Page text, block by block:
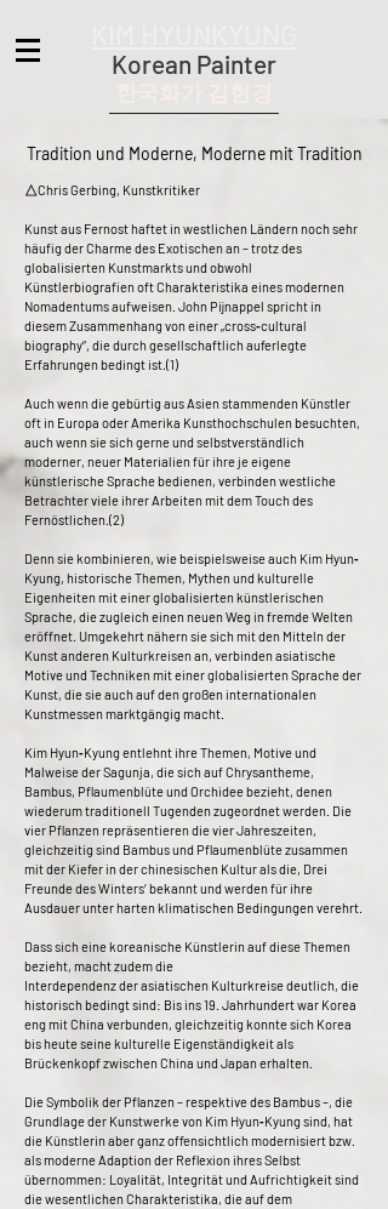
Korean Painter
Tradition und Moderne, Moderne mit Tradition
△Chris Gerbing, Kunstkritiker
Kunst aus Fernost haftet in westlichen Ländern noch sehr
häufig der Charme des Exotischen an – trotz des
globalisierten Kunstmarkts und obwohl
Künstlerbiografien oft Charakteristika eines modernen
Nomadentums aufweisen. John Pijnappel spricht in
diesem Zusammenhang von einer „cross‐cultural
biography“, die durch gesellschaftlich auferlegte
Erfahrungen bedingt ist.(1)
Auch wenn die gebürtig aus Asien stammenden Künstler
oft in Europa oder Amerika Kunsthochschulen besuchten,
auch wenn sie sich gerne und selbstverständlich
moderner, neuer Materialien für ihre je eigene
künstlerische Sprache bedienen, verbinden westliche
Betrachter viele ihrer Arbeiten mit dem Touch des
Fernöstlichen.(2)
Denn sie kombinieren, wie beispielsweise auch Kim Hyun‐
Kyung, historische Themen, Mythen und kulturelle
Eigenheiten mit einer globalisierten künstlerischen
Sprache, die zugleich einen neuen Weg in fremde Welten
eröffnet. Umgekehrt nähern sie sich mit den Mitteln der
Kunst anderen Kulturkreisen an, verbinden asiatische
Motive und Techniken mit einer globalisierten Sprache der
Kunst, die sie auch auf den großen internationalen
Kunstmessen marktgängig macht.
Kim Hyun‐Kyung entlehnt ihre Themen, Motive und
Malweise der Sagunja, die sich auf Chrysantheme,
Bambus, Pflaumenblüte und Orchidee bezieht, denen
wiederum traditionell Tugenden zugeordnet werden. Die
vier Pflanzen repräsentieren die vier Jahreszeiten,
gleichzeitig sind Bambus und Pflaumenblüte zusammen
mit der Kiefer in der chinesischen Kultur als die, Drei
Freunde des Winters‘ bekannt und werden für ihre
Ausdauer unter harten klimatischen Bedingungen verehrt.
Dass sich eine koreanische Künstlerin auf diese Themen
bezieht, macht zudem die
Interdependenz der asiatischen Kulturkreise deutlich, die
historisch bedingt sind: Bis ins 19. Jahrhundert war Korea
eng mit China verbunden, gleichzeitig konnte sich Korea
bis heute seine kulturelle Eigenständigkeit als
Brückenkopf zwischen China und Japan erhalten.
Die Symbolik der Pflanzen – respektive des Bambus –, die
Grundlage der Kunstwerke von Kim Hyun‐Kyung sind, hat
die Künstlerin aber ganz offensichtlich modernisiert bzw.
als moderne Adaption der Reflexion ihres Selbst
übernommen: Loyalität, Integrität und Aufrichtigkeit sind
die wesentlichen Charakteristika, die auf dem